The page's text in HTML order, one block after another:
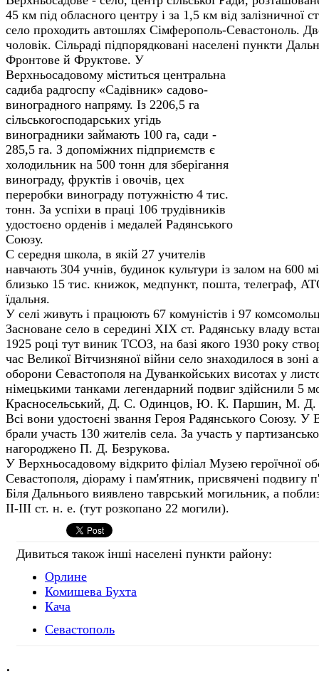
45 км під обласного центру і за 1,5 км від заліз­ничної
село прохо­дить автошлях Сімферополь-Севастоноль.
чоловік. Сільраді підпорядковані населені пункти
Фронтове й Фруктове. У
Верхньосадовому міститься центральна
са­диба радгоспу «Садівник» садово-
виноградного напряму. Із 2206,5 га
сільськогосподарських угідь
виноградники займають 100 га, сади -
285,5 га. З допоміжних підприємств є
холодильник на 500 тонн для зберігання
винограду, фруктів і ово­чів, цех
переробки винограду потужністю 4 тис.
тонн. За успіхи в праці 106 трудівників
удос­тоєно орденів і медалей Радянського
Союзу.
С середня школа, в якій 27 учителів
навча­ють 304 учнів, будинок культури із залом на 600
близько 15 тис. книжок, медпункт, пошта, телеграф,
їдальня.
У селі живуть і працюють 67 комуністів і 97
Засноване село в середині XIX ст. Радянську владу
1925 році тут виник ТСОЗ, на базі якого 1930 року
час Великої Вітчиз­няної війни село знаходилося в
оборони Севастополя на Дуванкойських висотах у
німецькими танками легендарний подвиг здійс­нили 5
Красносельський, Д. С. Одинцов, Ю. К. Паршин, М. Д.
Всі вони удостоєні зван­ня Героя Радянського Союзу. У
брали участь 130 жителів села. За участь у
нагороджено П. Д. Безрукова.
У Верхньосадовому відкрито філіал Музею героїчної
Севастополя, діораму і пам'ятник, присвячені подвигу
Біля Дальнього виявлено таврський могиль­ник, а
ІІ-ІІІ ст. н. е. (тут розкопано 22 могили).
Дивиться також інші населені пункти району:
Орлине
Комишева Бухта
Кача
Севастополь
.